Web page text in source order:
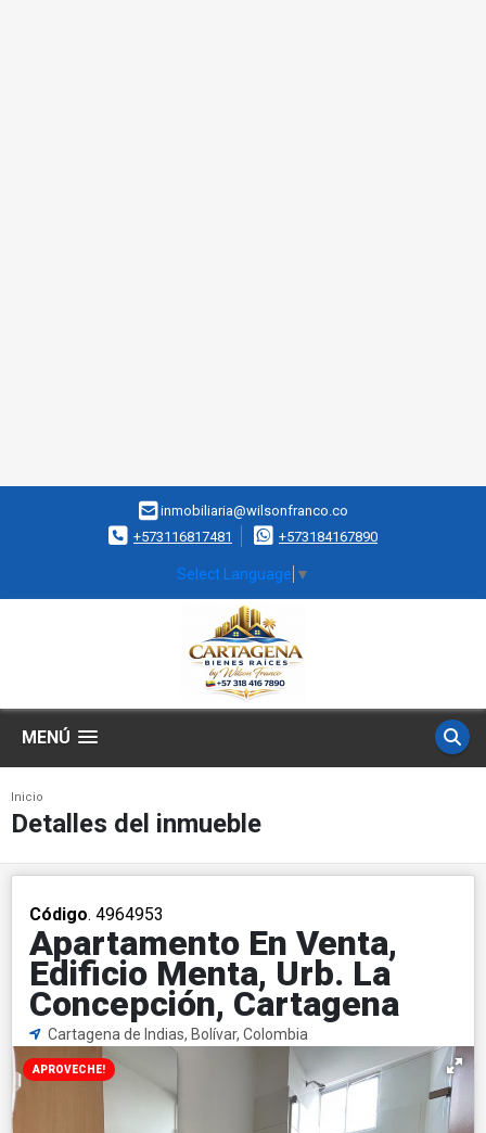
inmobiliaria@wilsonfranco.co
+573116817481
+573184167890
Select Language ▼
MENÚ
Inicio
Detalles del inmueble
Código. 4964953
Apartamento En Venta,
Edificio Menta, Urb. La
Concepción, Cartagena
Cartagena de Indias, Bolívar, Colombia
APROVECHE!